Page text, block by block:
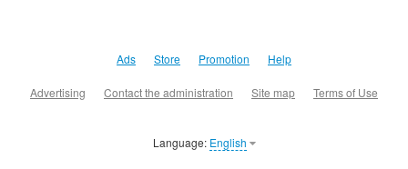
Ads Store Promotion Help
Advertising Contact the administration Site map Terms of Use
Language: English